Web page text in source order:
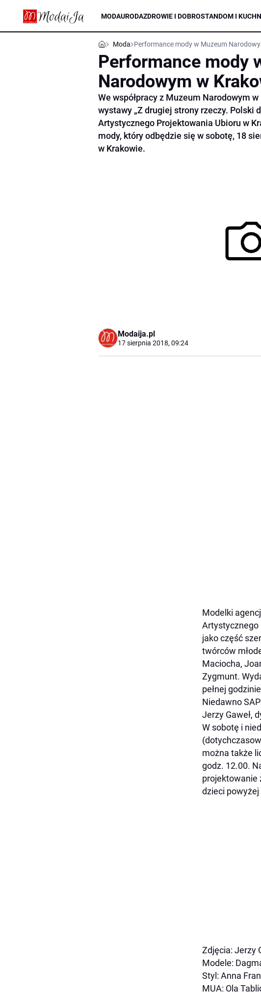
MODAURODAZDROWIE I DOBROSTANDOM I
Moda Performance mody w Muzeum
Performance mody
Narodowym w
We współpracy z Muzeum Narodowym
wystawy „Z drugiej strony rzeczy. Polski
Artystycznego Projektowania Ubioru w
mody, który odbędzie się w sobotę, 18
w Krakowie.
Modaija.pl
17 sierpnia 2018, 09:24
Modelki
Artystycznego
jako część
twórców
Maciocha,
Zygmunt.
pełnej
Niedawno
Jerzy Gaweł,
W sobotę i
można także
godz. 12.00.
projektowanie
dzieci powyżej
Zdjęcia: Jerzy
Modele:
Styl: Anna
MUA: Ola